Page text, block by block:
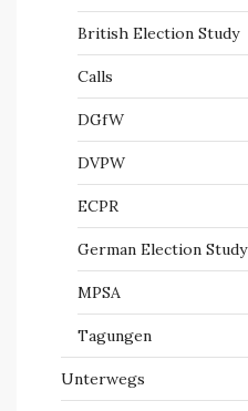
British Election Study
Calls
DGfW
DVPW
ECPR
German Election Study
MPSA
Tagungen
Unterwegs